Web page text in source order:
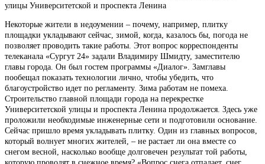
улицы Университетской и проспекта Ленина
Некоторые жители в недоумении – почему, например, плитку
площадки укладывают сейчас, зимой, когда, казалось бы, погода не
позволяет проводить такие работы. Этот вопрос корреспонденты
телеканала «Сургут 24» задали Владимиру Шмидту, заместителю
главы города. Он был гостем программы «Диалог». Замглавы
пообещал показать технологии лично, чтобы убедить, что
благоустройство идет по регламенту. Зима работам не помеха.
Строительство главной площади города на перекрестке
Университетской улицы и проспекта Ленина продолжается. Здесь уже
проложили необходимые инженерные сети и подготовили основание.
Сейчас пришло время укладывать плитку. Один из главных вопросов,
который волнует многих жителей, – не растает ли она вместе со
снегом весной, насколько вообще долговечен результат той работы,